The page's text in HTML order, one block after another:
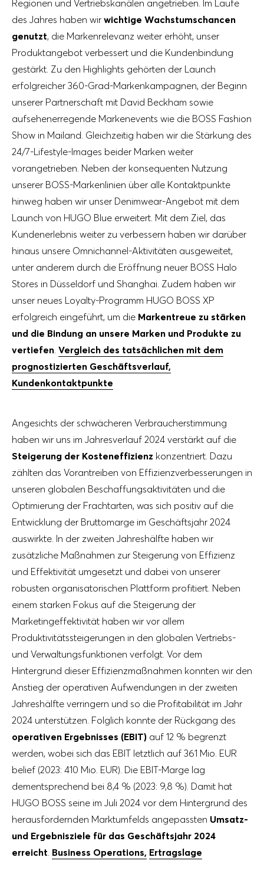
Regionen und Vertriebskanälen angetrieben. Im Laufe
des Jahres haben wir wichtige Wachstumschancen
genutzt, die Markenrelevanz weiter erhöht, unser
Produktangebot verbessert und die Kundenbindung
gestärkt. Zu den Highlights gehörten der Launch
erfolgreicher 360-Grad-Markenkampagnen, der Beginn
unserer Partnerschaft mit David Beckham sowie
aufsehenerregende Markenevents wie die BOSS Fashion
Show in Mailand. Gleichzeitig haben wir die Stärkung des
24/7-Lifestyle-Images beider Marken weiter
vorangetrieben. Neben der konsequenten Nutzung
unserer BOSS-Markenlinien über alle Kontaktpunkte
hinweg haben wir unser Denimwear-Angebot mit dem
Launch von HUGO Blue erweitert. Mit dem Ziel, das
Kundenerlebnis weiter zu verbessern haben wir darüber
hinaus unsere Omnichannel-Aktivitäten ausgeweitet,
unter anderem durch die Eröffnung neuer BOSS Halo
Stores in Düsseldorf und Shanghai. Zudem haben wir
unser neues Loyalty-Programm HUGO BOSS XP
erfolgreich eingeführt, um die Markentreue zu stärken
und die Bindung an unsere Marken und Produkte zu
vertiefen. Vergleich des tatsächlichen mit dem
prognostizierten Geschäftsverlauf,
Kundenkontaktpunkte
Angesichts der schwächeren Verbraucherstimmung
haben wir uns im Jahresverlauf 2024 verstärkt auf die
Steigerung der Kosteneffizienz konzentriert. Dazu
zählten das Vorantreiben von Effizienzverbesserungen in
unseren globalen Beschaffungsaktivitäten und die
Optimierung der Frachtarten, was sich positiv auf die
Entwicklung der Bruttomarge im Geschäftsjahr 2024
auswirkte. In der zweiten Jahreshälfte haben wir
zusätzliche Maßnahmen zur Steigerung von Effizienz
und Effektivität umgesetzt und dabei von unserer
robusten organisatorischen Plattform profitiert. Neben
einem starken Fokus auf die Steigerung der
Marketingeffektivität haben wir vor allem
Produktivitätssteigerungen in den globalen Vertriebs-
und Verwaltungsfunktionen verfolgt. Vor dem
Hintergrund dieser Effizienzmaßnahmen konnten wir den
Anstieg der operativen Aufwendungen in der zweiten
Jahreshälfte verringern und so die Profitabilität im Jahr
2024 unterstützen. Folglich konnte der Rückgang des
operativen Ergebnisses (EBIT) auf 12 % begrenzt
werden, wobei sich das EBIT letztlich auf 361 Mio. EUR
belief (2023: 410 Mio. EUR). Die EBIT-Marge lag
dementsprechend bei 8,4 % (2023: 9,8 %). Damit hat
HUGO BOSS seine im Juli 2024 vor dem Hintergrund des
herausfordernden Marktumfelds angepassten Umsatz-
und Ergebnisziele für das Geschäftsjahr 2024
erreicht. Business Operations, Ertragslage